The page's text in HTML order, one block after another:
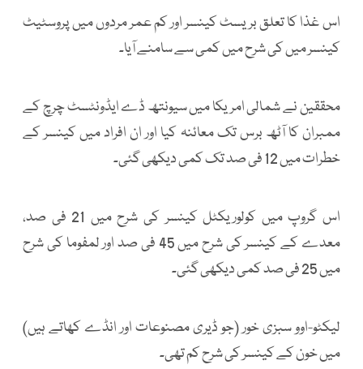
اس غذا کا تعلق بریسٹ کینسر اور کم عمر مردوں میں پروسٹیٹ
کینسر میں کی شرح میں کمی سے سامنے آیا۔
محققین نے شمالی امریکا میں سیونتھ ڈے ایڈونٹسٹ چرچ کے
ممبران کا آٹھ برس تک معائنہ کیا اور ان افراد میں کینسر کے
خطرات میں 12 فی صد تک کمی دیکھی گئی۔
اس گروپ میں کولوریکٹل کینسر کی شرح میں 21 فی صد،
معدے کے کینسر کی شرح میں 45 فی صد اور لمفوما کی شرح
میں 25 فی صد کمی دیکھی گئی۔
لیکٹو-اوو سبزی خور (جو ڈیری مصنوعات اور انڈے کھاتے ہیں)
میں خون کے کینسر کی شرح کم تھی۔